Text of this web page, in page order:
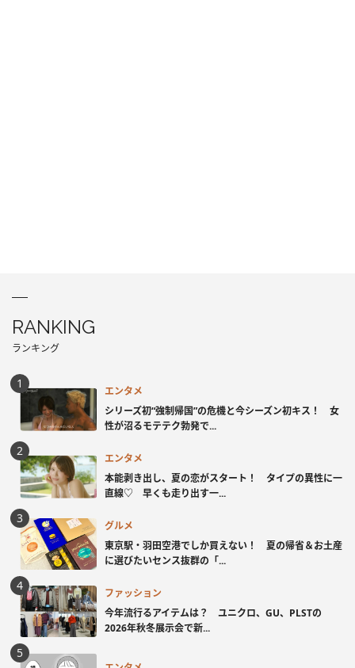
RANKING
ランキング
エンタメ
シリーズ初“強制帰国”の危機と今シーズン初キス！ 女
性が沼るモテテク勃発で...
エンタメ
本能剥き出し、夏の恋がスタート！ タイプの異性に一
直線♡ 早くも走り出す一...
グルメ
東京駅・羽田空港でしか買えない！ 夏の帰省＆お土産
に選びたいセンス抜群の「...
ファッション
今年流行るアイテムは？ ユニクロ、GU、PLSTの
2026年秋冬展示会で新...